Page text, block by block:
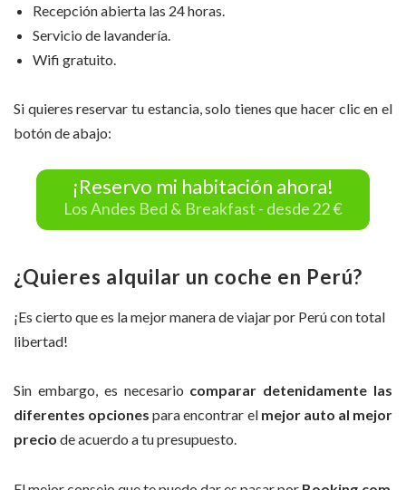
Recepción abierta las 24 horas.
Servicio de lavandería.
Wifi gratuito.
Si quieres reservar tu estancia, solo tienes que hacer clic en el
botón de abajo:
¡Reservo mi habitación ahora!
Los Andes Bed & Breakfast - desde 22 €
¿Quieres alquilar un coche en Perú?
¡Es cierto que es la mejor manera de viajar por Perú con total
libertad!
Sin embargo, es necesario comparar detenidamente las
diferentes opciones para encontrar el mejor auto al mejor
precio de acuerdo a tu presupuesto.